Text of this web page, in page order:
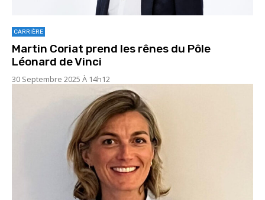
CARRIÈRE
Martin Coriat prend les rênes du Pôle
Léonard de Vinci
30 Septembre 2025 À 14h12